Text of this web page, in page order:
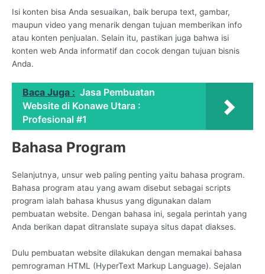
Isi konten bisa Anda sesuaikan, baik berupa text, gambar,
maupun video yang menarik dengan tujuan memberikan info
atau konten penjualan. Selain itu, pastikan juga bahwa isi
konten web Anda informatif dan cocok dengan tujuan bisnis
Anda.
Baca Juga : Jasa Pembuatan
Website di Konawe Utara :
Profesional #1
Bahasa Program
Selanjutnya, unsur web paling penting yaitu bahasa program.
Bahasa program atau yang awam disebut sebagai scripts
program ialah bahasa khusus yang digunakan dalam
pembuatan website. Dengan bahasa ini, segala perintah yang
Anda berikan dapat ditranslate supaya situs dapat diakses.
Dulu pembuatan website dilakukan dengan memakai bahasa
pemrograman HTML (HyperText Markup Language). Sejalan